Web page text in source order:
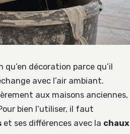
décoration parce qu’il
avec l’air ambiant.
aux maisons anciennes,
bien l’utiliser, il faut
et ses différences avec la chaux